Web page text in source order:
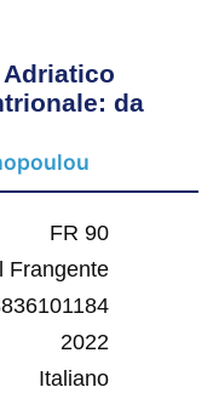
da
FR 90
Frangente
2022
Italiano